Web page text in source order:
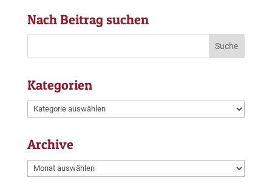
Nach Beitrag suchen
Kategorien
Kategorien
Archive
Archive